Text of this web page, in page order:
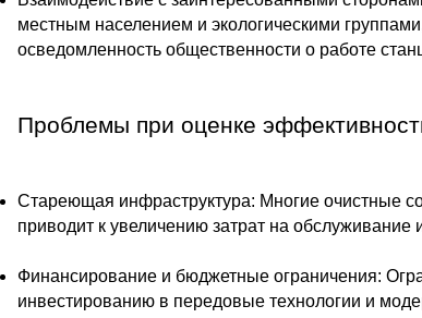
местным населением и экологическими
осведомленность общественности о работе
Проблемы при оценке
Стареющая инфраструктура: Многие очистные
приводит к увеличению затрат на
Финансирование и бюджетные ограничения:
инвестированию в передовые технологии и